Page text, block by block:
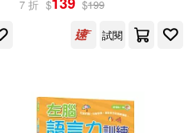
7 折 $ $199
試閱